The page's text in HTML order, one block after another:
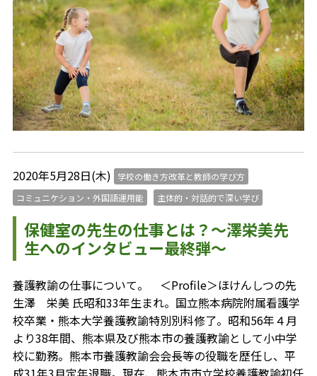
2020年5月28日(木)
学校の働き方改革と教師の学び方
コミュニケション・外国語運用能
主体的・対話的で深い学び
保健室の先生の仕事とは？～澤栄美先
生へのインタビュー最終弾～
養護教諭の仕事について。 ＜Profile＞ほけんしつの先
生澤 栄美 氏昭和33年生まれ。国立熊本病院附属看護学
校卒業・熊本大学養護教諭特別別科修了。昭和56年４月
より38年間、熊本県及び熊本市の養護教諭として小中学
校に勤務。熊本市養護教諭会会長等の役職を歴任し、平